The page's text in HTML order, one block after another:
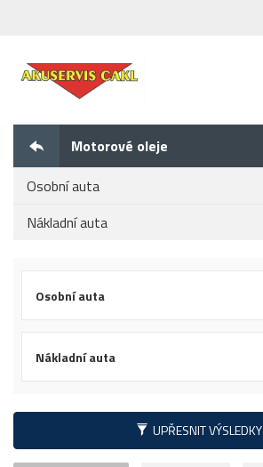
Motorové oleje
Osobní auta
Nákladní auta
Osobní auta
Nákladní auta
UPŘESNIT VÝSLEDKY